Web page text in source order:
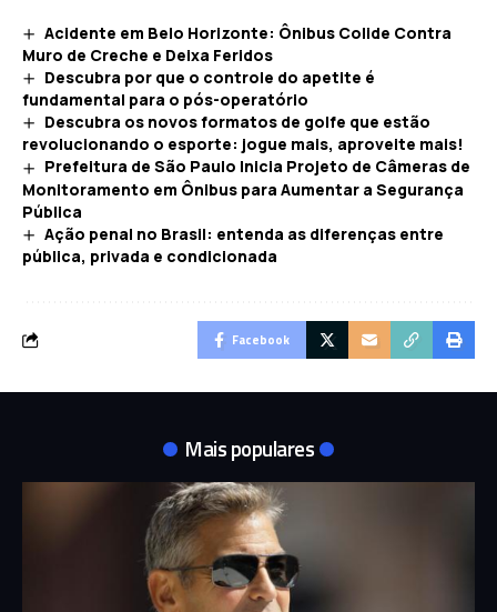
Acidente em Belo Horizonte: Ônibus Colide Contra
Muro de Creche e Deixa Feridos
Descubra por que o controle do apetite é
fundamental para o pós-operatório
Descubra os novos formatos de golfe que estão
revolucionando o esporte: jogue mais, aproveite mais!
Prefeitura de São Paulo Inicia Projeto de Câmeras de
Monitoramento em Ônibus para Aumentar a Segurança
Pública
Ação penal no Brasil: entenda as diferenças entre
pública, privada e condicionada
Facebook
Mais populares